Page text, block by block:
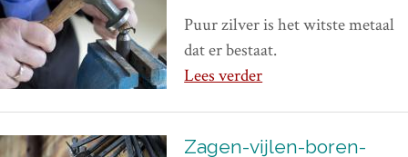
Puur zilver is het witste metaal
dat er bestaat.
Lees verder
Zagen-vijlen-boren-